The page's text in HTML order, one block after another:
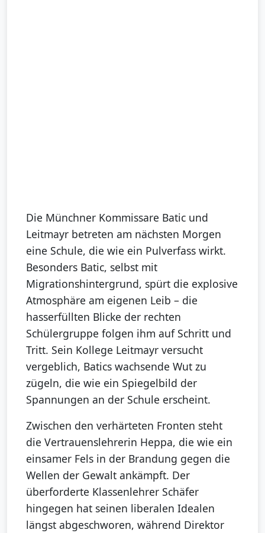
Die Münchner Kommissare Batic und
Leitmayr betreten am nächsten Morgen
eine Schule, die wie ein Pulverfass wirkt.
Besonders Batic, selbst mit
Migrationshintergrund, spürt die explosive
Atmosphäre am eigenen Leib – die
hasserfüllten Blicke der rechten
Schülergruppe folgen ihm auf Schritt und
Tritt. Sein Kollege Leitmayr versucht
vergeblich, Batics wachsende Wut zu
zügeln, die wie ein Spiegelbild der
Spannungen an der Schule erscheint.
Zwischen den verhärteten Fronten steht
die Vertrauenslehrerin Heppa, die wie ein
einsamer Fels in der Brandung gegen die
Wellen der Gewalt ankämpft. Der
überforderte Klassenlehrer Schäfer
hingegen hat seinen liberalen Idealen
längst abgeschworen, während Direktor